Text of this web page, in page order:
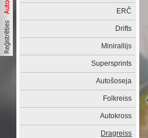
ERČ
Drifts
Minirallijs
Supersprints
Autošoseja
Folkreiss
Autokross
Dragreiss